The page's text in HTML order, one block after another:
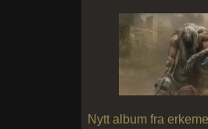
Nytt album fra